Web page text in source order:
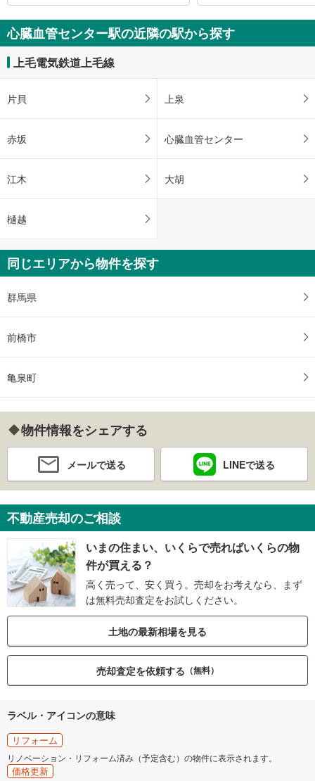
心臓血管センター駅の近隣の駅から探す
上毛電気鉄道上毛線
片貝 上泉
赤坂 心臓血管センター
江木 大胡
樋越
同じエリアから物件を探す
群馬県
前橋市
亀泉町
物件情報をシェアする
メールで送る LINEで送る
不動産売却のご相談
いまの住まい、いくらで売ればいくらの物
件が買える？
高く売って、安く買う。売却をお考えなら、まず
は無料売却査定をお試しください。
土地の最新相場を見る
売却査定を依頼する （無料）
ラベル・アイコンの意味
リフォーム
リノベーション・リフォーム済み（予定含む）の物件に表示されます。
価格更新